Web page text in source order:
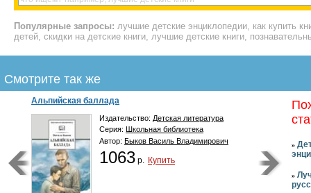
Популярные запросы: лучшие детские энциклопедии, как купить
детей, скидки на детские книги, лучшие детские книги,
Смотрите так же
Братья Даня и Коля....
Издательство: Детская литература
Серия:
Я могу читать!
Автор: Георгиев Сергей Георгиевич
1155р. Купить
»
»